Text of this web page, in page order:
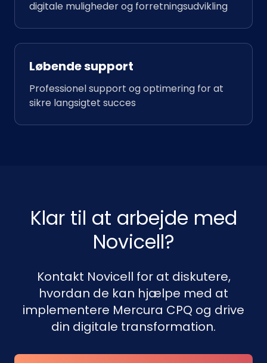
digitale muligheder og forretningsudvikling
Løbende support
Professionel support og optimering for at
sikre langsigtet succes
Klar til at arbejde med
Novicell?
Kontakt Novicell for at diskutere,
hvordan de kan hjælpe med at
implementere Mercura CPQ og drive
din digitale transformation.